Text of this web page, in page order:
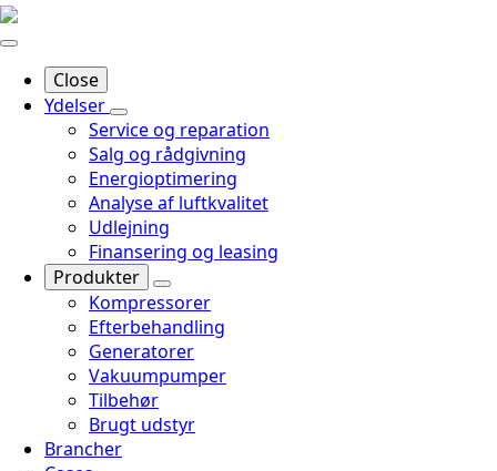
Close
Ydelser
Service og reparation
Salg og rådgivning
Energioptimering
Analyse af luftkvalitet
Udlejning
Finansering og leasing
Produkter
Kompressorer
Efterbehandling
Generatorer
Vakuumpumper
Tilbehør
Brugt udstyr
Brancher